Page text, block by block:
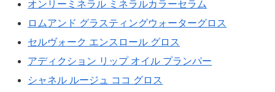
オンリーミネラル ミネラルカラーセラム
ロムアンド グラスティングウォーターグロス
セルヴォーク エンスロール グロス
アディクション リップ オイル プランパー
シャネル ルージュ ココ グロス